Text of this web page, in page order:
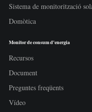
Sistema de monitorització
Domòtica
Monitor de consum d'energia
Recursos
Document
Preguntes freqüents
Vídeo